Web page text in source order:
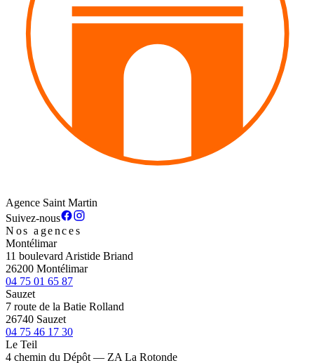
Agence Saint Martin
Suivez-nous
Nos agences
Montélimar
11 boulevard Aristide Briand
26200 Montélimar
04 75 01 65 87
Sauzet
7 route de la Batie Rolland
26740 Sauzet
04 75 46 17 30
Le Teil
4 chemin du Dépôt — ZA La Rotonde